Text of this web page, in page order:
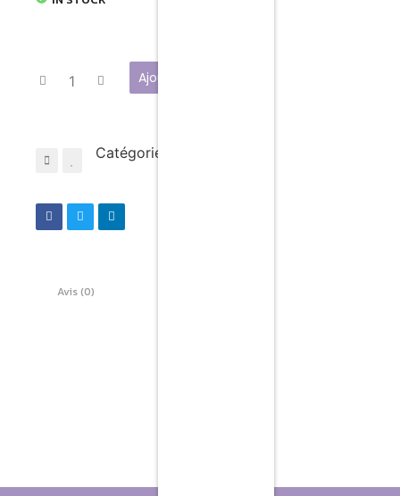
Ajouter au panier
Catégorie :
Avis (0)